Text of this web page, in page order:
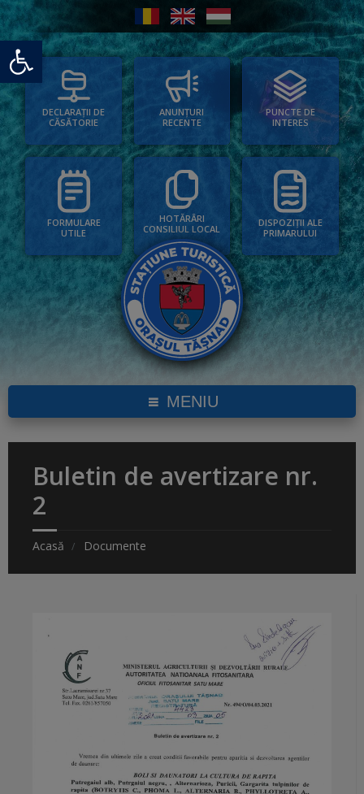
Deschide bara de unelte
DECLARAȚII DE
CĂSĂTORIE
ANUNȚURI
RECENTE
PUNCTE DE
INTERES
FORMULARE
UTILE
HOTĂRÂRI
CONSILIUL LOCAL
DISPOZIȚII ALE
PRIMARULUI
MENIU
Buletin de avertizare nr.
2
Acasă Documente